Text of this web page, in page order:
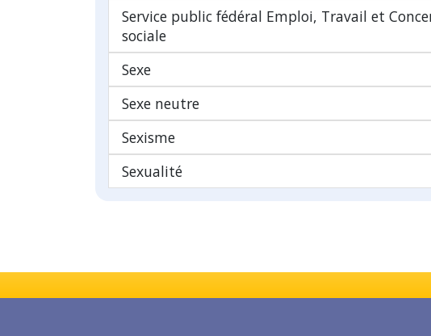
Service public fédéral Emploi, Travail et
sociale
Sexe
Sexe neutre
Sexisme
Sexualité